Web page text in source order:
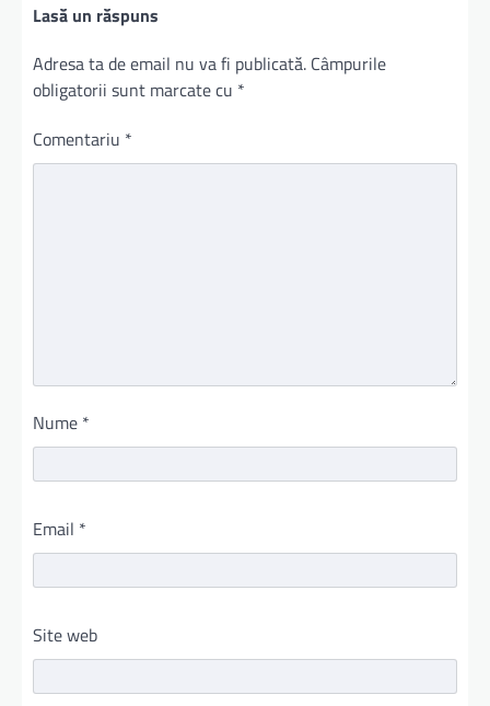
Lasă un răspuns
Adresa ta de email nu va fi publicată. Câmpurile
obligatorii sunt marcate cu *
Comentariu *
Nume *
Email *
Site web